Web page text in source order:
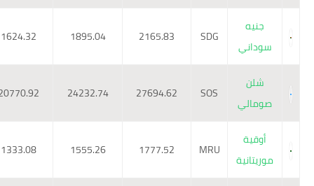
جنيه
سوداني
SDG
2165.83
1895.04
1624.32
شلن
صومالي
27694.62
24232.74
20770.92
أوقية
موريتانية
MRU
1777.52
1555.26
1333.08